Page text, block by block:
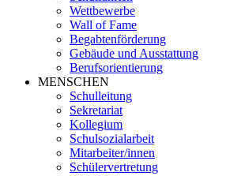
Wettbewerbe
Wall of Fame
Begabtenförderung
Gebäude und Ausstattung
Berufsorientierung
MENSCHEN
Schulleitung
Sekretariat
Kollegium
Schulsozialarbeit
Mitarbeiter/innen
Schülervertretung